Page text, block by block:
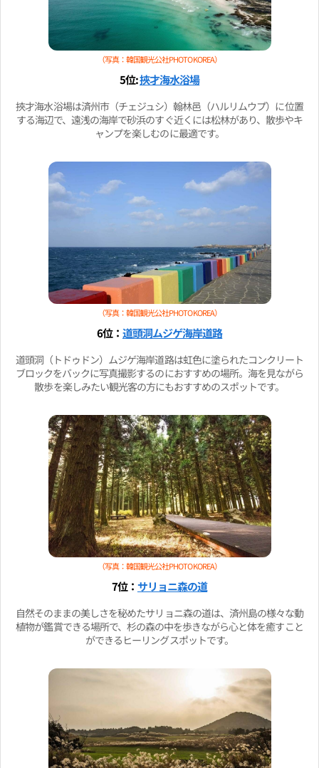
（写真：韓国観光公社PHOTO KOREA）
5位:挾才海水浴場
挾才海水浴場は済州市（チェジュシ）翰林邑（ハルリムウプ）に位置
する海辺で、遠浅の海岸で砂浜のすぐ近くには松林があり、散歩やキ
ャンプを楽しむのに最適です。
（写真：韓国観光公社PHOTO KOREA）
6位： 道頭洞ムジゲ海岸道路
道頭洞（トドゥドン）ムジゲ海岸道路は虹色に塗られたコンクリート
ブロックをバックに写真撮影するのにおすすめの場所。海を見ながら
散歩を楽しみたい観光客の方にもおすすめのスポットです。
（写真：韓国観光公社PHOTO KOREA）
7位： サリョニ森の道
自然そのままの美しさを秘めたサリョニ森の道は、済州島の様々な動
植物が鑑賞できる場所で、杉の森の中を歩きながら心と体を癒すこと
ができるヒーリングスポットです。